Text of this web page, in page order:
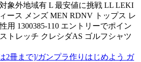
象外地域有 L 最安値に挑戦 LL LEKI
ース メンズ MEN RDNV トップス レ
用 1300385-110 エントリーでポイン
トレッチ クレシダAS ゴルフシャツ
2冊まで]/ガンプラ作りはじめよう ガ